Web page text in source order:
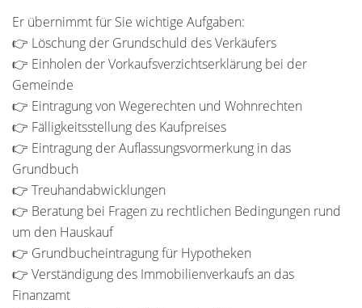
Er übernimmt für Sie wichtige Aufgaben:
👉 Löschung der Grundschuld des Verkäufers
👉 Einholen der Vorkaufsverzichtserklärung bei der
Gemeinde
👉 Eintragung von Wegerechten und Wohnrechten
👉 Fälligkeitsstellung des Kaufpreises
👉 Eintragung der Auflassungsvormerkung in das
Grundbuch
👉 Treuhandabwicklungen
👉 Beratung bei Fragen zu rechtlichen Bedingungen rund
um den Hauskauf
👉 Grundbucheintragung für Hypotheken
👉 Verständigung des Immobilienverkaufs an das
Finanzamt